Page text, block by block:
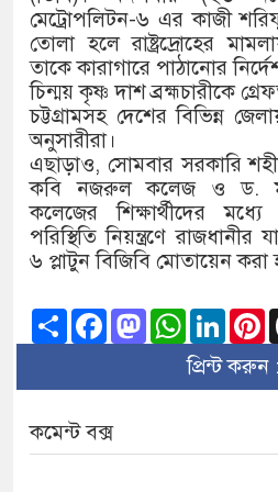
মেট্রোপলিটন-৬ এর কাজী
তোলা হলে রাষ্ট্রদ্রোহের
তাকে কারাগারে পাঠানোর
চিন্ময় কৃষ্ণ দাশ ব্রহ্মচারীকে
চট্টগ্রামসহ দেশের বিভিন্ন
অনুসারীরা।
এছাড়াও, সোমবার সরকারি
কবি নজরুল কলেজ ও ড.
কলেজের শিক্ষার্থীদের
পরিস্থিতি নিয়ন্ত্রণে রাজধানীর
৬ প্লাটুন বিজিবি মোতায়েন করা
ShareFacebook
Mastodon
প্রিন্ট করুন :
কমেন্ট বক্স